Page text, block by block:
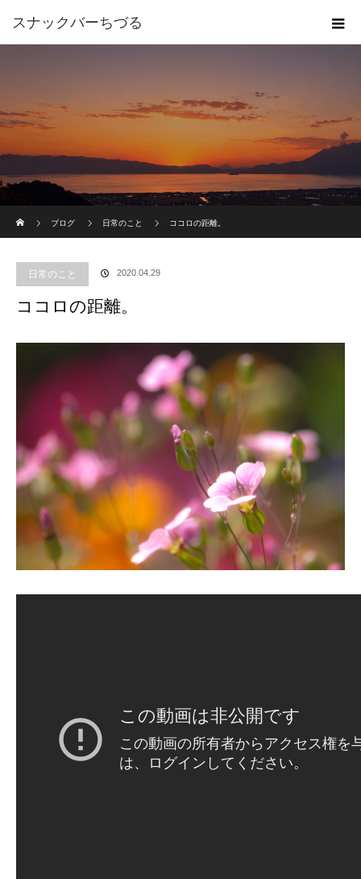
スナックバーちづる
ブログ
日常のこと ココロの距離。
日常のこと 2020.04.29
ココロの距離。